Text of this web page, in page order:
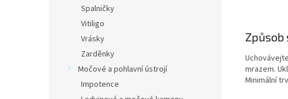
Spalničky
Vitiligo
Vrásky
Zarděnky
Močové a pohlavní ústrojí
Impotence
Způsob
mrazem.
Minimální